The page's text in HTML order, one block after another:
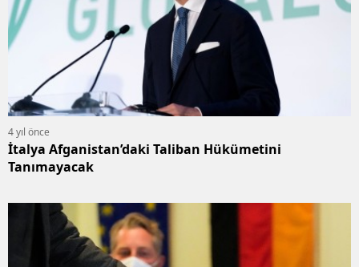
4 yıl önce
İtalya Afganistan’daki Taliban Hükümetini
Tanımayacak